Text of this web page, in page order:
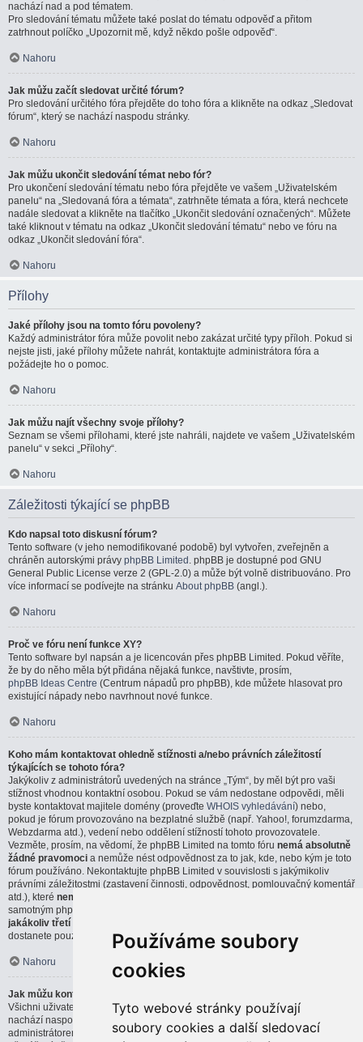
Používáme soubory
cookies
Tyto webové stránky používají
soubory cookies a další sledovací
nachází nad a pod tématem.
Pro sledování tématu můžete také poslat do tématu odpověď a přitom
zatrhnout políčko „Upozornit mě, když někdo pošle odpověď“.
Nahoru
Jak můžu začít sledovat určité fórum?
Pro sledování určitého fóra přejděte do toho fóra a klikněte na odkaz „Sledovat
fórum“, který se nachází naspodu stránky.
Nahoru
Jak můžu ukončit sledování témat nebo fór?
Pro ukončení sledování tématu nebo fóra přejděte ve vašem „Uživatelském
panelu“ na „Sledovaná fóra a témata“, zatrhněte témata a fóra, která nechcete
nadále sledovat a klikněte na tlačítko „Ukončit sledování označených“. Můžete
také kliknout v tématu na odkaz „Ukončit sledování tématu“ nebo ve fóru na
odkaz „Ukončit sledování fóra“.
Nahoru
Přílohy
Jaké přílohy jsou na tomto fóru povoleny?
Každý administrátor fóra může povolit nebo zakázat určité typy příloh. Pokud si
nejste jisti, jaké přílohy můžete nahrát, kontaktujte administrátora fóra a
požádejte ho o pomoc.
Nahoru
Jak můžu najít všechny svoje přílohy?
Seznam se všemi přílohami, které jste nahráli, najdete ve vašem „Uživatelském
panelu“ v sekci „Přílohy“.
Nahoru
Záležitosti týkající se phpBB
Kdo napsal toto diskusní fórum?
Tento software (v jeho nemodifikované podobě) byl vytvořen, zveřejněn a
chráněn autorskými právy phpBB Limited . phpBB je dostupné pod GNU
General Public License verze 2 (GPL-2.0) a může být volně distribuováno. Pro
více informací se podívejte na stránku About phpBB (angl.).
Nahoru
Proč ve fóru není funkce XY?
Tento software byl napsán a je licencován přes phpBB Limited. Pokud věříte,
že by do něho měla být přidána nějaká funkce, navštivte, prosím,
phpBB Ideas Centre (Centrum nápadů pro phpBB), kde můžete hlasovat pro
existující nápady nebo navrhnout nové funkce.
Nahoru
Koho mám kontaktovat ohledně stížnosti a/nebo právních záležitostí
týkajících se tohoto fóra?
Jakýkoliv z administrátorů uvedených na stránce „Tým“, by měl být pro vaši
stížnost vhodnou kontaktní osobou. Pokud se vám nedostane odpovědi, měli
byste kontaktovat majitele domény (proveďte WHOIS vyhledávání) nebo,
pokud je fórum provozováno na bezplatné službě (např. Yahoo!, forumzdarma,
Webzdarma atd.), vedení nebo oddělení stížností tohoto provozovatele.
Vezměte, prosím, na vědomí, že phpBB Limited na tomto fóru nemá absolutně
žádné pravomoci a nemůže nést odpovědnost za to jak, kde, nebo kým je toto
fórum používáno. Nekontaktujte phpBB Limited v souvislosti s jakýmikoliv
právními záležitostmi (zastavení činnosti, odpovědnost, pomlouvačný komentář
atd.), které nemají přímou souvislost
samotným phpBB softwarem. Pokud pošlete email phpBB Limited týkající se
jakákoliv třetí strany
dostanete pouze strohou, nebo vůbec žádnou odpověď.
Nahoru
Jak můžu kontaktovat administrátora fóra?
Všichni uživatelé fóra můžou použít formulář „Kontaktujte nás“, který se
nachází naspodu všech stránek, pokud je tato možnost povolena
administrátorem fóra.